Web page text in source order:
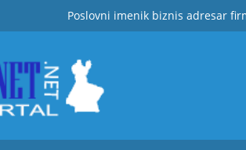
Poslovni imenik biznis adresar